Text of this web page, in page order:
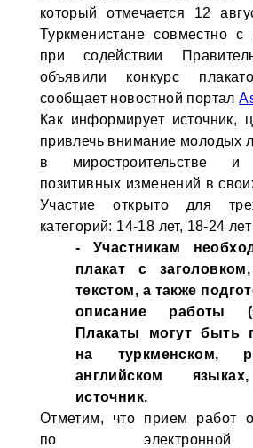
который отмечается 12
Туркменистане совместно с
при содействии
объявили конкурс
сообщает новостной портал
Как информирует источник,
привлечь внимание молодых
в миростроительстве и
позитивных изменений в
Участие открыто для
категорий: 14-18 лет, 18-24
- Участникам
плакат с
текстом, а также
описание работы
Плакаты могут быть
на туркменском,
английском
источник.
Отметим, что прием работ
по